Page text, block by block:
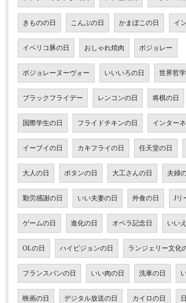
きものの日 こんぶの日 かまぼこの日 イ
イベリコ豚の日 おしゃれ焼肉 ボジョレー
ボジョレーヌーヴォー いいいろの日 世界哲
ブラックフライデー レンコンの日 将棋の日
国際学生の日 フライドチキンの日 インター
イーブイの日 カキフライの日 任天堂の日
大人の日 ボタンの日 大工さんの日 夫婦
勤労感謝の日 いい夫妻の日 外食の日 Jリ
ゲームの日 進化の日 オペラ記念日 いい
OLの日 ハイビジョンの日 ランジェリー文化
フランスパンの日 いい肉の日 洗車の日
映画の日 デジタル放送の日 カイロの日